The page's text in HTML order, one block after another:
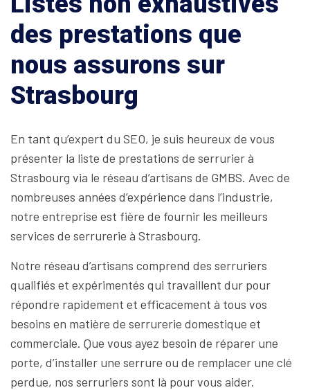
des prestations que
nous assurons sur
Strasbourg
En tant qu’expert du SEO, je suis heureux de vous
présenter la liste de prestations de serrurier à
Strasbourg via le réseau d’artisans de GMBS. Avec de
nombreuses années d’expérience dans l’industrie,
notre entreprise est fière de fournir les meilleurs
services de serrurerie à Strasbourg.
Notre réseau d’artisans comprend des serruriers
qualifiés et expérimentés qui travaillent dur pour
répondre rapidement et efficacement à tous vos
besoins en matière de serrurerie domestique et
commerciale. Que vous ayez besoin de réparer une
porte, d’installer une serrure ou de remplacer une clé
perdue, nos serruriers sont là pour vous aider.